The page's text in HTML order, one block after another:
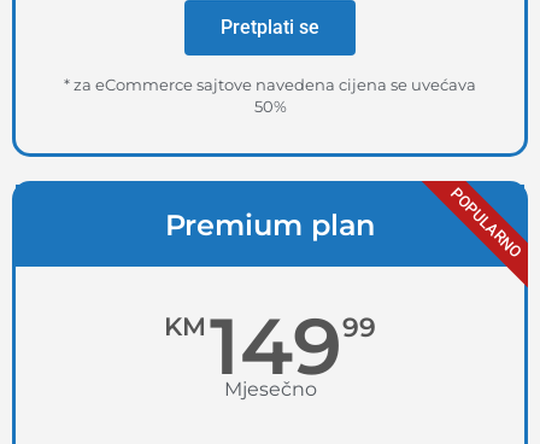
Pretplati se
* za eCommerce sajtove navedena cijena se uvećava
50%
Premium plan
KM 14999
Mjesečno
POPULARNO